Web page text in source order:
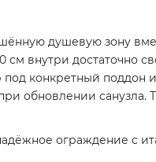
душевую зону
внутри достаточно
под конкретный
обновлении
ограждение с